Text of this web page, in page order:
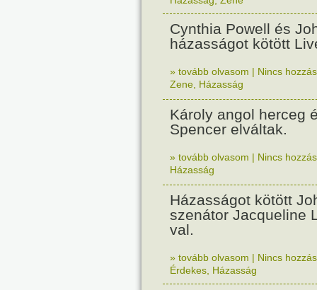
Cynthia Powell és
házasságot kötött
» tovább olvasom | Nincs
Zene Házasság
Károly angol herceg
Spencer elváltak.
» tovább olvasom | Nincs
Házasság
Házasságot kötött
szenátor Jacqueline
val.
» tovább olvasom | Nincs
Érdekes Házasság